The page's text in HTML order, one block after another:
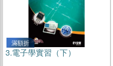
滿額折
3.電子學實習（下）